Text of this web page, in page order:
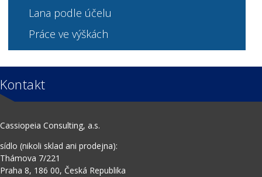
Lana podle účelu
Práce ve výškách
Kontakt
Cassiopeia Consulting, a.s.
sídlo (nikoli sklad ani prodejna):
Thámova 7/221
Praha 8, 186 00, Česká Republika